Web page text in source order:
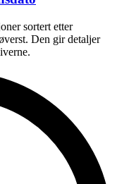
sortert etter
Den gir detaljer